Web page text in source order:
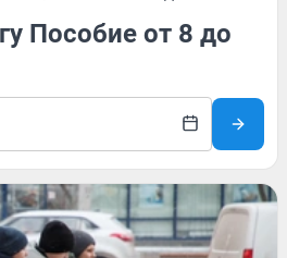
Пособие от 8 до